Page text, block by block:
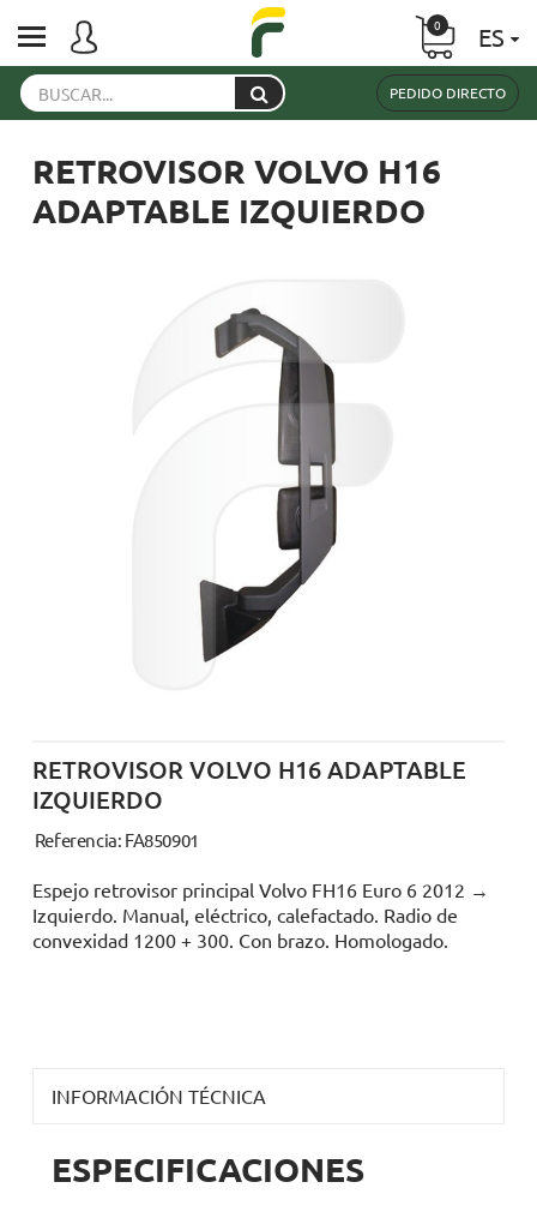
PEDIDO DIRECTO
ES
0
RETROVISOR VOLVO H16
ADAPTABLE IZQUIERDO
RETROVISOR VOLVO H16 ADAPTABLE
IZQUIERDO
Referencia: FA850901
Espejo retrovisor principal Volvo FH16 Euro 6 2012 →
Izquierdo. Manual, eléctrico, calefactado. Radio de
convexidad 1200 + 300. Con brazo. Homologado.
INFORMACIÓN TÉCNICA
ESPECIFICACIONES